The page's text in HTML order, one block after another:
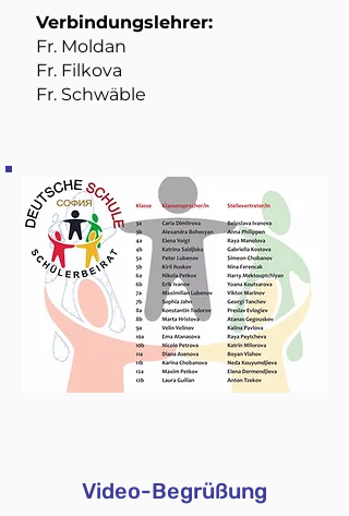
Verbindungslehrer:
Fr. Moldan
Fr. Filkova
Fr. Schwäble
Video-Begrüßung